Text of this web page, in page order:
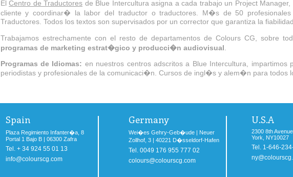
El Centro de Traductores de Blue Intercultura asigna a cada trabajo un Project
cliente y coordinar� la labor del traductor o traductores. M�s de 50
Traductores. Todos los textos son supervisados por un corrector que garantiza la
Trabajamos estrechamente con el resto de departamentos de Colours CG, sobre
programas de marketing estrat�gico y producci�n audiovisual
Programas de Idiomas: en nuestros centros adscritos a Blue Intercultura, impartimos
periodistas y profesionales de la comunicaci�n. Cursos de ingl�s y alem�n para todos
Spain
Plaza Regimiento Infanter�a, 8
Portal 1 Bajo B | 06300 Zafra
Tel. + 34 924 55 01 13
info@colourscg.com
Germany
Wei�es Gehry-Geb�ude | Neuer
Zollhof, 3 | 40221 D�sseldorf-Hafen
Tel. 0049 176 955 777 02
colours@colourscg.com
U.S.A
2300 8th
York, NY10027
Tel. 1-646-